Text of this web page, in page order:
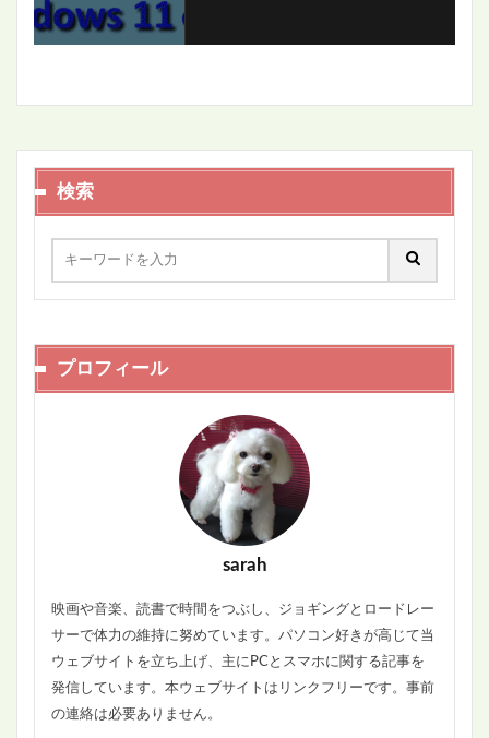
検索
プロフィール
sarah
映画や音楽、読書で時間をつぶし、ジョギングとロードレー
サーで体力の維持に努めています。パソコン好きが高じて当
ウェブサイトを立ち上げ、主にPCとスマホに関する記事を
発信しています。本ウェブサイトはリンクフリーです。事前
の連絡は必要ありません。